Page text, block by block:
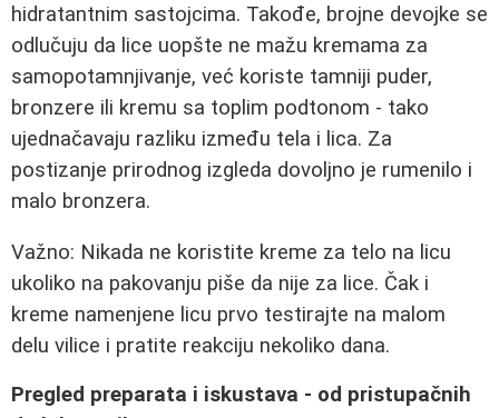
hidratantnim sastojcima. Takođe, brojne devojke se
odlučuju da lice uopšte ne mažu kremama za
samopotamnjivanje, već koriste tamniji puder,
bronzere ili kremu sa toplim podtonom - tako
ujednačavaju razliku između tela i lica. Za
postizanje prirodnog izgleda dovoljno je rumenilo i
malo bronzera.
Važno: Nikada ne koristite kreme za telo na licu
ukoliko na pakovanju piše da nije za lice. Čak i
kreme namenjene licu prvo testirajte na malom
delu vilice i pratite reakciju nekoliko dana.
Pregled preparata i iskustava - od pristupačnih